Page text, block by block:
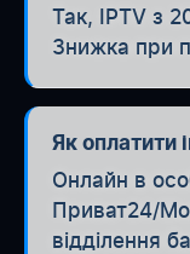
Так, IPTV з
Знижка при
Як оплатити
Онлайн в
Приват24/
відділення